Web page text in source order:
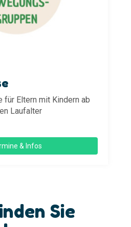
für Eltern mit Kindern ab
Laufalter
& Infos
Sie